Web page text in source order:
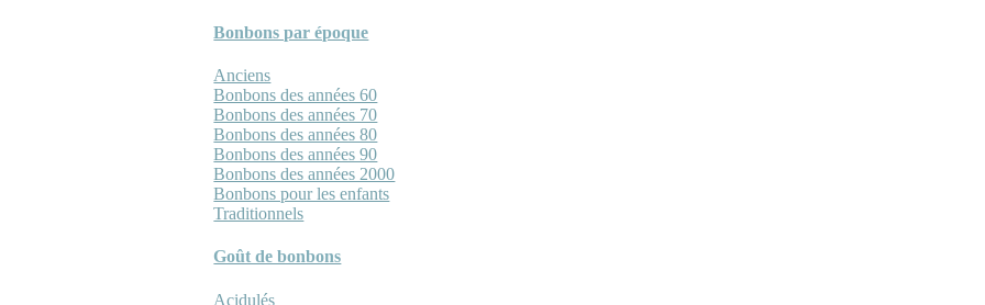
Bonbons par époque
Anciens
Bonbons des années 60
Bonbons des années 70
Bonbons des années 80
Bonbons des années 90
Bonbons des années 2000
Bonbons pour les enfants
Traditionnels
Goût de bonbons
Acidulés